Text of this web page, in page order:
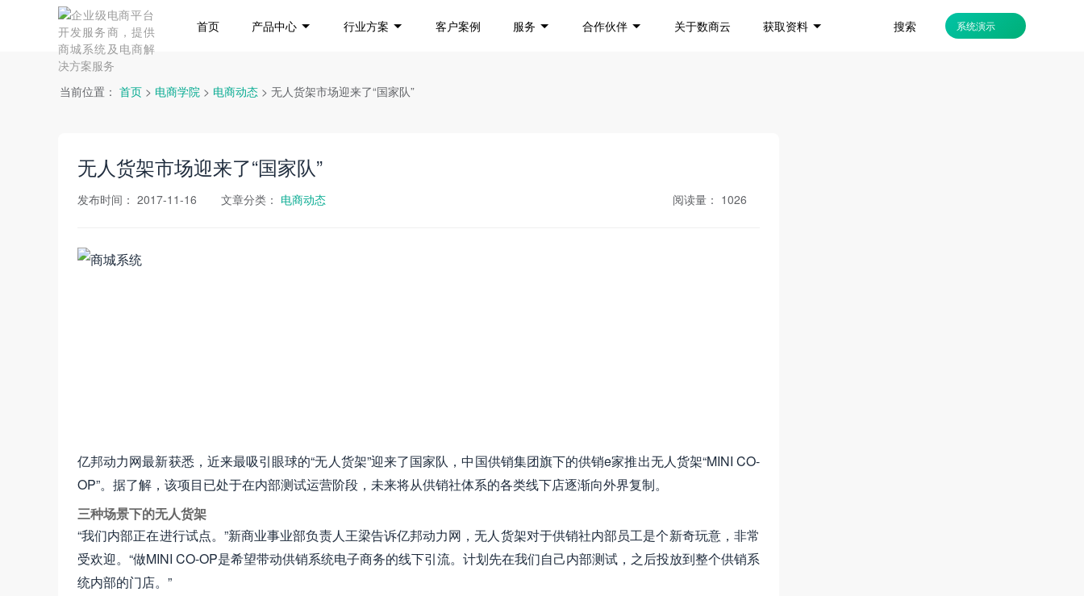
首页 产品中心 行业方案 客户案例 服务 合作伙伴 关于数商云 获取资料 搜索 系统演示
当前位置： 首页 > 电商学院 > 电商动态 > 无人货架市场迎来了“国家队”
无人货架市场迎来了“国家队”
发布时间： 2017-11-16 文章分类： 电商动态 阅读量： 1026
亿邦动力网最新获悉，近来最吸引眼球的“无人货架”迎来了国家队，中国供销集团旗下的供销e家推出无人货架“MINI CO-
OP”。据了解，该项目已处于在内部测试运营阶段，未来将从供销社体系的各类线下店逐渐向外界复制。
三种场景下的无人货架
“我们内部正在进行试点。”新商业事业部负责人王梁告诉亿邦动力网，无人货架对于供销社内部员工是个新奇玩意，非常
受欢迎。“做MINI CO-OP是希望带动供销系统电子商务的线下引流。计划先在我们自己内部测试，之后投放到整个供销系
统内部的门店。”